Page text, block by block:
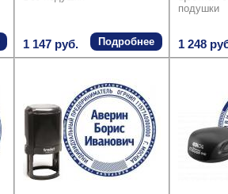
1 147 руб. Подробнее
подушки
1 248